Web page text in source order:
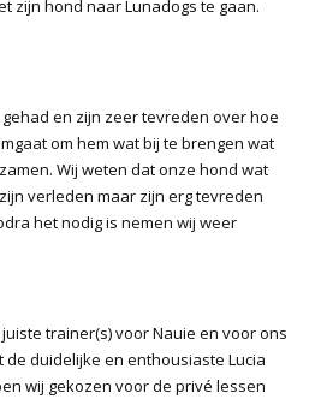
zijn hond naar Lunadogs te gaan.
en zijn zeer tevreden over hoe
om hem wat bij te brengen wat
Wij weten dat onze hond wat
verleden maar zijn erg tevreden
het nodig is nemen wij weer
trainer(s) voor Nauie en voor ons
duidelijke en enthousiaste Lucia
wij gekozen voor de privé lessen